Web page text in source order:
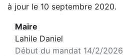
à jour le 10 septembre 2020.
Maire
Lahile Daniel
Début du mandat 14/2/2026